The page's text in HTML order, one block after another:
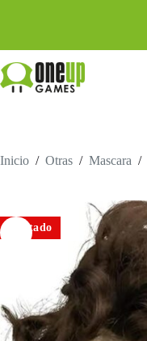
Inicio / Otras / Mascara /
Agotado